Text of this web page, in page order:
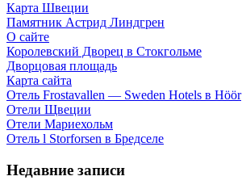
Карта Швеции
Памятник Астрид Линдгрен
О сайте
Королевский Дворец в Стокгольме
Дворцовая площадь
Карта сайта
Отель Frostavallen — Sweden Hotels в Höör
Отели Щвеции
Отели Мариехольм
Отель l Storforsen в Бредселе
Недавние записи